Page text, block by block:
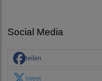
Social Media
teilen
tweet